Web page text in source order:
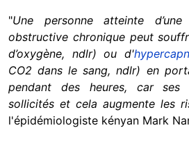
"Une personne atteinte d’une
obstructive chronique peut
d’oxygène, ndlr) ou d'
CO2 dans le sang, ndlr) en
pendant des heures, car ses
sollicités et cela augmente les
l'épidémiologiste kényan Mark